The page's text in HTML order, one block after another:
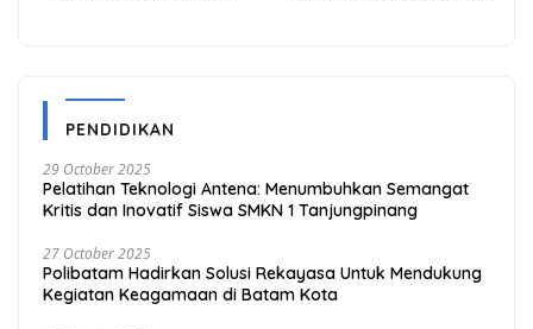
PENDIDIKAN
29 October 2025
Pelatihan Teknologi Antena: Menumbuhkan Semangat
Kritis dan Inovatif Siswa SMKN 1 Tanjungpinang
27 October 2025
Polibatam Hadirkan Solusi Rekayasa Untuk Mendukung
Kegiatan Keagamaan di Batam Kota